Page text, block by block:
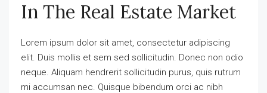
In The Real Estate Market
Lorem ipsum dolor sit amet, consectetur adipiscing
elit. Duis mollis et sem sed sollicitudin. Donec non odio
neque. Aliquam hendrerit sollicitudin purus, quis rutrum
mi accumsan nec. Quisque bibendum orci ac nibh